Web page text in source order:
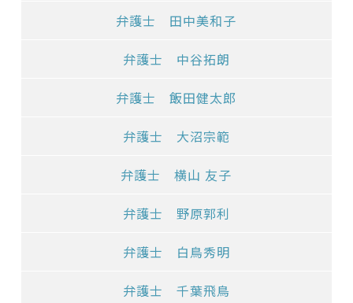
弁護士 田中美和子
弁護士 中谷拓朗
弁護士 飯田健太郎
弁護士 大沼宗範
弁護士 横山 友子
弁護士 野原郭利
弁護士 白鳥秀明
弁護士 千葉飛鳥